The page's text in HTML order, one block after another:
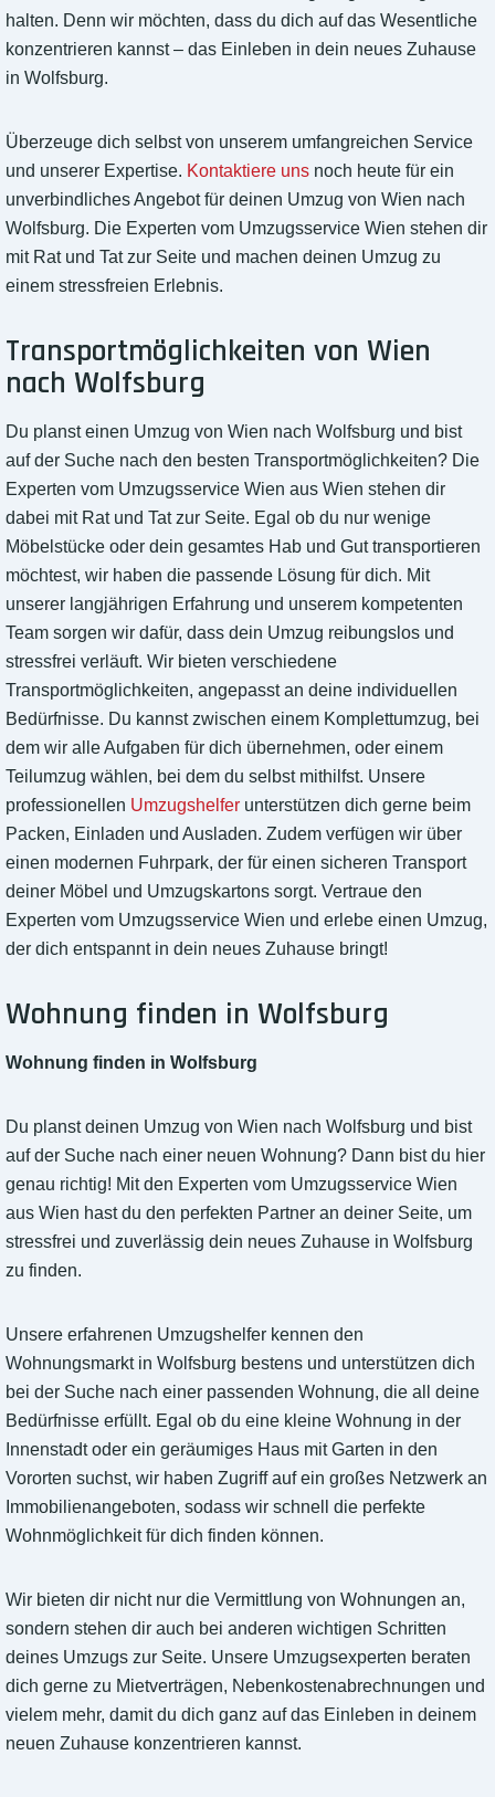
halten. Denn wir möchten, dass du dich auf das Wesentliche
konzentrieren kannst – das Einleben in dein neues Zuhause
in Wolfsburg.
Überzeuge dich selbst von unserem umfangreichen Service
und unserer Expertise. Kontaktiere uns noch heute für ein
unverbindliches Angebot für deinen Umzug von Wien nach
Wolfsburg. Die Experten vom Umzugsservice Wien stehen dir
mit Rat und Tat zur Seite und machen deinen Umzug zu
einem stressfreien Erlebnis.
Transportmöglichkeiten von Wien
nach Wolfsburg
Du planst einen Umzug von Wien nach Wolfsburg und bist
auf der Suche nach den besten Transportmöglichkeiten? Die
Experten vom Umzugsservice Wien aus Wien stehen dir
dabei mit Rat und Tat zur Seite. Egal ob du nur wenige
Möbelstücke oder dein gesamtes Hab und Gut transportieren
möchtest, wir haben die passende Lösung für dich. Mit
unserer langjährigen Erfahrung und unserem kompetenten
Team sorgen wir dafür, dass dein Umzug reibungslos und
stressfrei verläuft. Wir bieten verschiedene
Transportmöglichkeiten, angepasst an deine individuellen
Bedürfnisse. Du kannst zwischen einem Komplettumzug, bei
dem wir alle Aufgaben für dich übernehmen, oder einem
Teilumzug wählen, bei dem du selbst mithilfst. Unsere
professionellen Umzugshelfer unterstützen dich gerne beim
Packen, Einladen und Ausladen. Zudem verfügen wir über
einen modernen Fuhrpark, der für einen sicheren Transport
deiner Möbel und Umzugskartons sorgt. Vertraue den
Experten vom Umzugsservice Wien und erlebe einen Umzug,
der dich entspannt in dein neues Zuhause bringt!
Wohnung finden in Wolfsburg
Wohnung finden in Wolfsburg
Du planst deinen Umzug von Wien nach Wolfsburg und bist
auf der Suche nach einer neuen Wohnung? Dann bist du hier
genau richtig! Mit den Experten vom Umzugsservice Wien
aus Wien hast du den perfekten Partner an deiner Seite, um
stressfrei und zuverlässig dein neues Zuhause in Wolfsburg
zu finden.
Unsere erfahrenen Umzugshelfer kennen den
Wohnungsmarkt in Wolfsburg bestens und unterstützen dich
bei der Suche nach einer passenden Wohnung, die all deine
Bedürfnisse erfüllt. Egal ob du eine kleine Wohnung in der
Innenstadt oder ein geräumiges Haus mit Garten in den
Vororten suchst, wir haben Zugriff auf ein großes Netzwerk an
Immobilienangeboten, sodass wir schnell die perfekte
Wohnmöglichkeit für dich finden können.
Wir bieten dir nicht nur die Vermittlung von Wohnungen an,
sondern stehen dir auch bei anderen wichtigen Schritten
deines Umzugs zur Seite. Unsere Umzugsexperten beraten
dich gerne zu Mietverträgen, Nebenkostenabrechnungen und
vielem mehr, damit du dich ganz auf das Einleben in deinem
neuen Zuhause konzentrieren kannst.